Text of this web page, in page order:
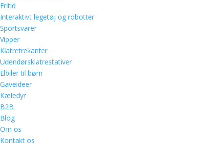
Fritid
Interaktivt legetøj og robotter
Sportsvarer
Vipper
Klatretrekanter
Udendørsklatrestativer
Elbiler til børn
Gaveideer
Kæledyr
B2B
Blog
Om os
Kontakt os